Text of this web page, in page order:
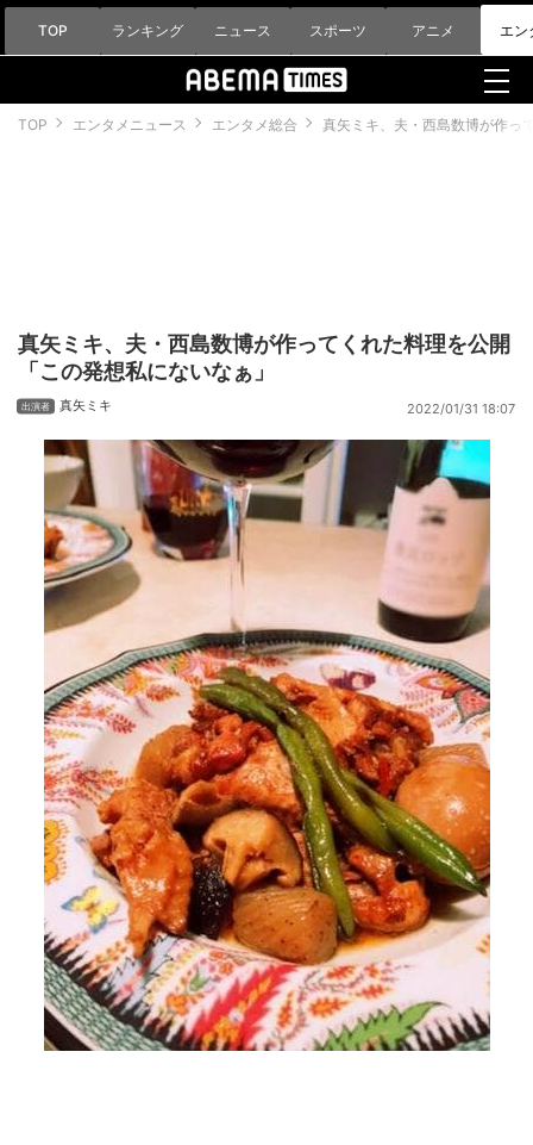
TOP ランキング ニュース スポーツ アニメ エン
TOP エンタメニュース エンタメ総合 真矢ミキ、夫・西島数博が作っ
真矢ミキ、夫・西島数博が作ってくれた料理を公開
「この発想私にないなぁ」
真矢ミキ 2022/01/31 18:07